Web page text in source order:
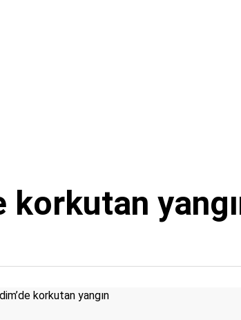
korkutan